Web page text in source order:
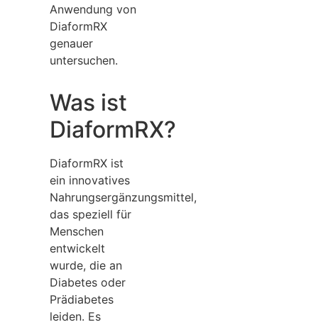
Anwendung von
DiaformRX
genauer
untersuchen.
Was ist
DiaformRX?
DiaformRX ist
ein innovatives
Nahrungsergänzungsmittel,
das speziell für
Menschen
entwickelt
wurde, die an
Diabetes oder
Prädiabetes
leiden. Es